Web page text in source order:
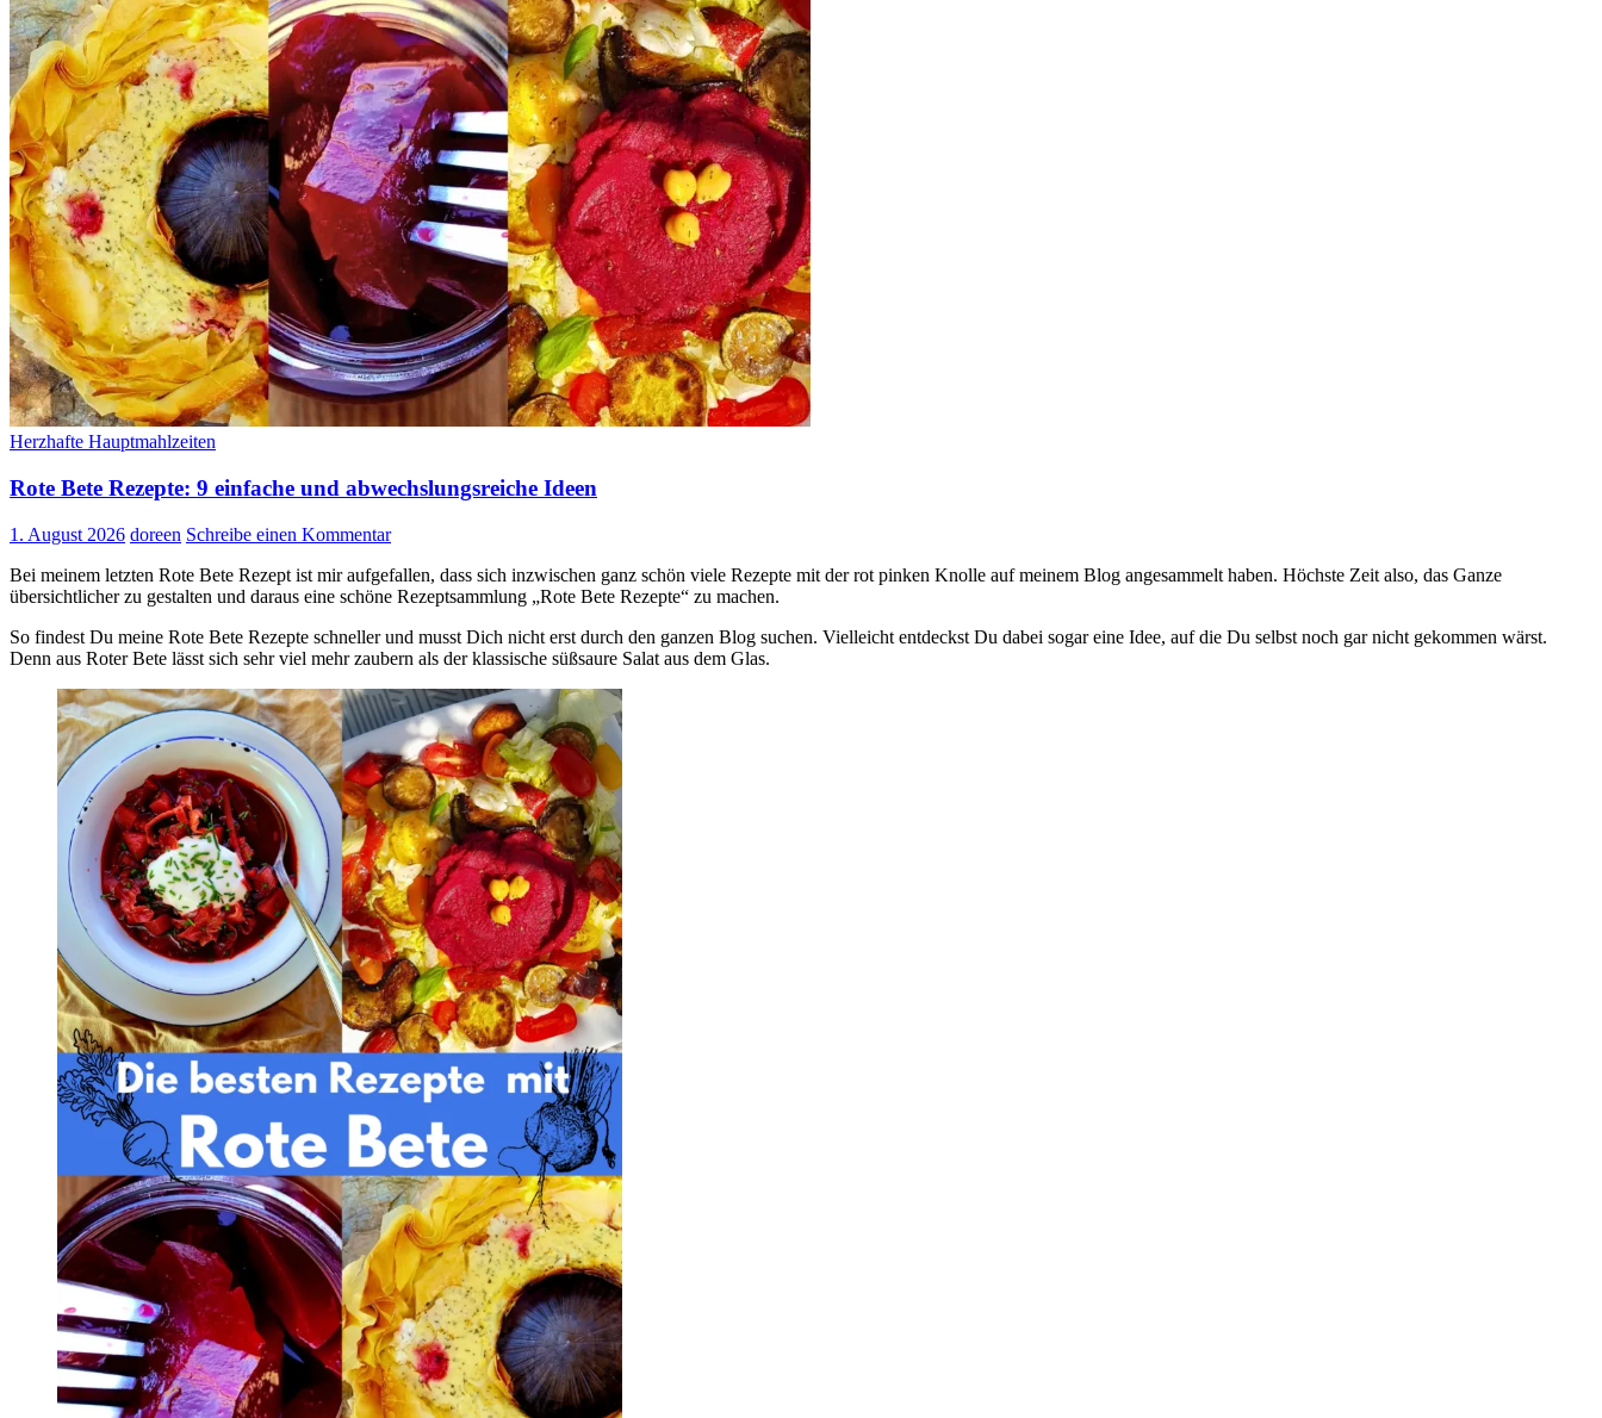
Herzhafte Hauptmahlzeiten
Rote Bete Rezepte: 9 einfache und abwechslungsreiche Ideen
1. August 2026 doreen Schreibe einen Kommentar
Bei meinem letzten Rote Bete Rezept ist mir aufgefallen, dass sich inzwischen ganz schön viele Rezepte mit der rot pinken Knolle auf meinem Blog angesammelt haben. Höchste Zeit also, das Ganze
übersichtlicher zu gestalten und daraus eine schöne Rezeptsammlung „Rote Bete Rezepte“ zu machen.
So findest Du meine Rote Bete Rezepte schneller und musst Dich nicht erst durch den ganzen Blog suchen. Vielleicht entdeckst Du dabei sogar eine Idee, auf die Du selbst noch gar nicht gekommen wärst.
Denn aus Roter Bete lässt sich sehr viel mehr zaubern als der klassische süßsaure Salat aus dem Glas.